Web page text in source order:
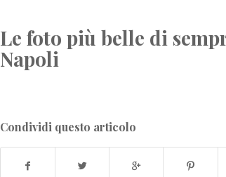
Le foto più belle di
Napoli
Condividi questo articolo